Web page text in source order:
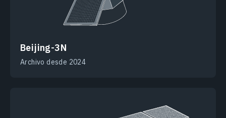
Beijing-3N
Archivo desde 2024